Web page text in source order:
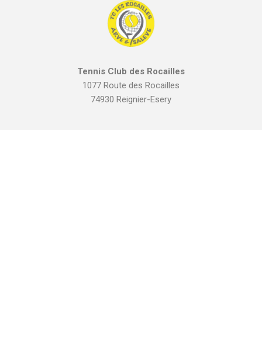
Tennis Club des Rocailles
1077 Route des Rocailles
74930 Reignier-Esery